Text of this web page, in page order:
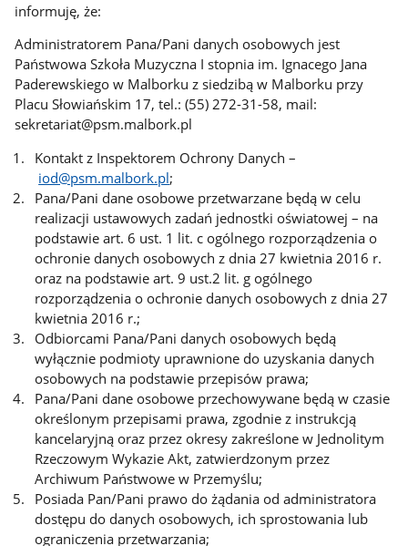
informuję, że:
Administratorem Pana/Pani danych osobowych jest
Państwowa Szkoła Muzyczna I stopnia im. Ignacego Jana
Paderewskiego w Malborku z siedzibą w Malborku przy
Placu Słowiańskim 17, tel.: (55) 272-31-58, mail:
sekretariat@psm.malbork.pl
Kontakt z Inspektorem Ochrony Danych –
iod@psm.malbork.pl;
Pana/Pani dane osobowe przetwarzane będą w celu
realizacji ustawowych zadań jednostki oświatowej – na
podstawie art. 6 ust. 1 lit. c ogólnego rozporządzenia o
ochronie danych osobowych z dnia 27 kwietnia 2016 r.
oraz na podstawie art. 9 ust.2 lit. g ogólnego
rozporządzenia o ochronie danych osobowych z dnia 27
kwietnia 2016 r.;
Odbiorcami Pana/Pani danych osobowych będą
wyłącznie podmioty uprawnione do uzyskania danych
osobowych na podstawie przepisów prawa;
Pana/Pani dane osobowe przechowywane będą w czasie
określonym przepisami prawa, zgodnie z instrukcją
kancelaryjną oraz przez okresy zakreślone w Jednolitym
Rzeczowym Wykazie Akt, zatwierdzonym przez
Archiwum Państwowe w Przemyślu;
Posiada Pan/Pani prawo do żądania od administratora
dostępu do danych osobowych, ich sprostowania lub
ograniczenia przetwarzania;